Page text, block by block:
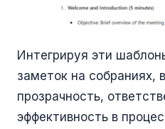
Интегрируя эти
заметок на собраниях,
прозрачность,
эффективность в